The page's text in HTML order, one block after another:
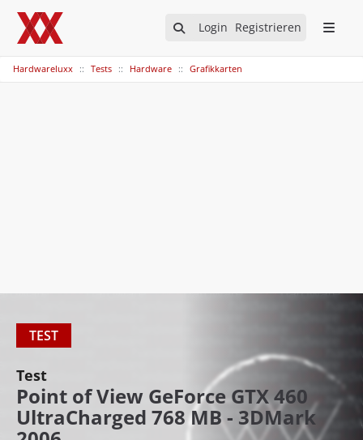
Login Registrieren
Hardwareluxx Tests Hardware Grafikkarten
TEST
Test
Point of View GeForce GTX 460
UltraCharged 768 MB - 3DMark